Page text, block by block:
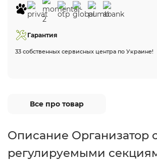
Гарантия
33 собственных сервисных центра по Украине!
Все про товар
Описание Организатор
регулируемыми